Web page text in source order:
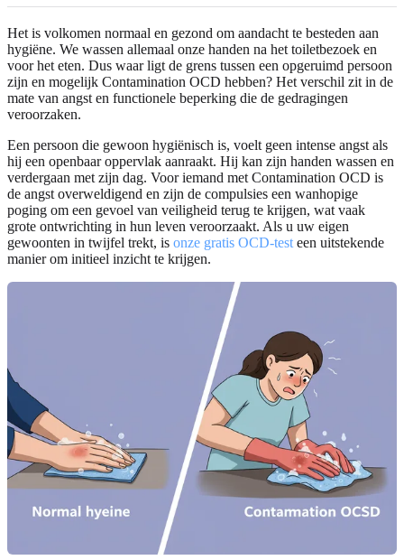
Het is volkomen normaal en gezond om aandacht te besteden aan
hygiëne. We wassen allemaal onze handen na het toiletbezoek en
voor het eten. Dus waar ligt de grens tussen een opgeruimd persoon
zijn en mogelijk Contamination OCD hebben? Het verschil zit in de
mate van angst en functionele beperking die de gedragingen
veroorzaken.
Een persoon die gewoon hygiënisch is, voelt geen intense angst als
hij een openbaar oppervlak aanraakt. Hij kan zijn handen wassen en
verdergaan met zijn dag. Voor iemand met Contamination OCD is
de angst overweldigend en zijn de compulsies een wanhopige
poging om een gevoel van veiligheid terug te krijgen, wat vaak
grote ontwrichting in hun leven veroorzaakt. Als u uw eigen
gewoonten in twijfel trekt, is onze gratis OCD-test een uitstekende
manier om initieel inzicht te krijgen.